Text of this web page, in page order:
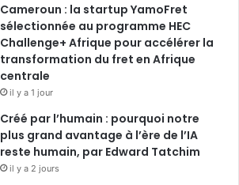
b
o
o
e
d
u
b
a
g
m
Cameroun : la startup YamoFret
sélectionnée au programme HEC
Challenge+ Afrique pour accélérer la
transformation du fret en Afrique
centrale
il y a 1 jour
Créé par l’humain : pourquoi notre
plus grand avantage à l’ère de l’IA
reste humain, par Edward Tatchim
il y a 2 jours